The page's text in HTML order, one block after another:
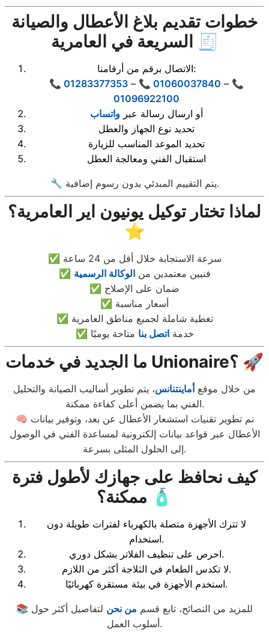
خطوات تقديم بلاغ الأعطال والصيانة
السريعة في العامرية 🧾
الاتصال برقم من أرقامنا:
📞 01283377353 – 📞 01060037840 – 📞
01096922100
أو ارسال رسالة عبر واتساب
تحديد نوع الجهاز والعطل
تحديد الموعد المناسب للزيارة
استقبال الفني ومعالجة العطل
🔧 يتم التقييم المبدئي بدون رسوم إضافية.
لماذا تختار توكيل يونيون اير العامرية؟
⭐
✅ سرعة الاستجابة خلال أقل من 24 ساعة
✅ فنيين معتمدين منالوكالة الرسمية
✅ ضمان على الإصلاح
✅ أسعار مناسبة
✅ تغطية شاملة لجميع مناطق العامرية
✅ خدمةاتصل بنا متاحة يوميًا
ما الجديد في خدمات Unionaire؟ 🚀
من خلال موقع أماينتنانس، يتم تطوير أساليب الصيانة والتحليل
الفني بما يضمن أعلى كفاءة ممكنة.
🧠 تم تطوير تقنيات استشعار الأعطال عن بعد، وتوفير بيانات
الأعطال عبر قواعد بيانات إلكترونية لمساعدة الفني في الوصول
إلى الحلول المثلى بسرعة.
كيف نحافظ على جهازك لأطول فترة
ممكنة؟ 🧴
لا تترك الأجهزة متصلة بالكهرباء لفترات طويلة دون
استخدام.
احرص على تنظيف الفلاتر بشكل دوري.
لا تكدس الطعام في الثلاجة أكثر من اللازم.
استخدم الأجهزة في بيئة مستقرة كهربائيًا.
📚 للمزيد من النصائح، تابع قسم من نحن لتفاصيل أكثر حول
أسلوب العمل.